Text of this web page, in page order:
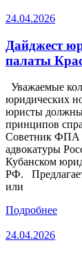
24.04.2026
Дайджест
палаты
Уважаемые
юридических
юристы должны
принципов
Советник ФПА
адвокатуры
Кубанском
РФ.
или
Подробнее
24.04.2026